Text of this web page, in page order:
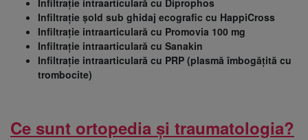
Infiltrație șold sub ghidaj ecografic cu HappiCross
Infiltrație intraarticulară cu Promovia 100 mg
Infiltrație intraarticulară cu Sanakin
Infiltrație intraarticulară cu PRP (plasmă îmbogățită cu
trombocite)
Ce sunt ortopedia și traumatologia?